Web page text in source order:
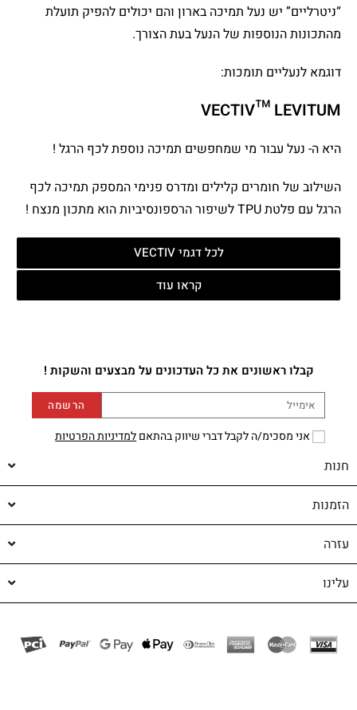
“ניטרליים” יש נעל תמיכה בארון והם יכולים להפיק תועלת
מהתכונות הנוספות של הנעל בעת הצורך.
דוגמא לנעליים תומכות:
VECTIV™ LEVITUM
היא ה- נעל עבור מי שמחפשים תמיכה נוספת לכף הרגל !
השילוב של חומרים קלילים ומדרס פנימי המספק תמיכה לכף
הרגל עם פלטת TPU לשיפור הרספונסיביות הוא מתכון מנצח !
לכל דגמי VECTIV
קראו עוד
קבלו ראשונים את כל העדכונים על מבצעים והשקות !
אני מסכימ/ה לקבל דברי שיווק בהתאםלמדיניות הפרטיות
הרשמה
חנות
הזמנות
עזרה
עלינו